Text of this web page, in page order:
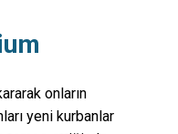
onların
yeni kurbanlar